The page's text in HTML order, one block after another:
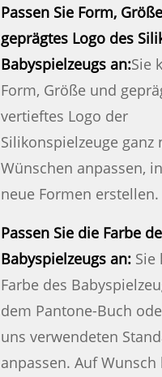
Passen Sie Form,
geprägtes Logo des
Babyspielzeugs an:Sie
Form, Größe und
vertieftes Logo der
Silikonspielzeuge ganz
Wünschen anpassen,
neue Formen erstellen.
Passen Sie die Farbe
Babyspielzeugs an: Sie
Farbe des
dem Pantone-Buch
uns verwendeten
anpassen. Auf